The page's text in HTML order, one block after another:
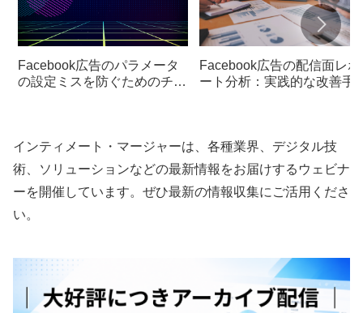
Facebook広告のパラメータ
の設定ミスを防ぐためのチェ
Facebook広告の配信面レポ
ート分析：実践的な改善手
インティメート・マージャーは、各種業界、デジタル技
術、ソリューションなどの最新情報をお届けするウェビナ
ーを開催しています。ぜひ最新の情報収集にご活用くださ
い。